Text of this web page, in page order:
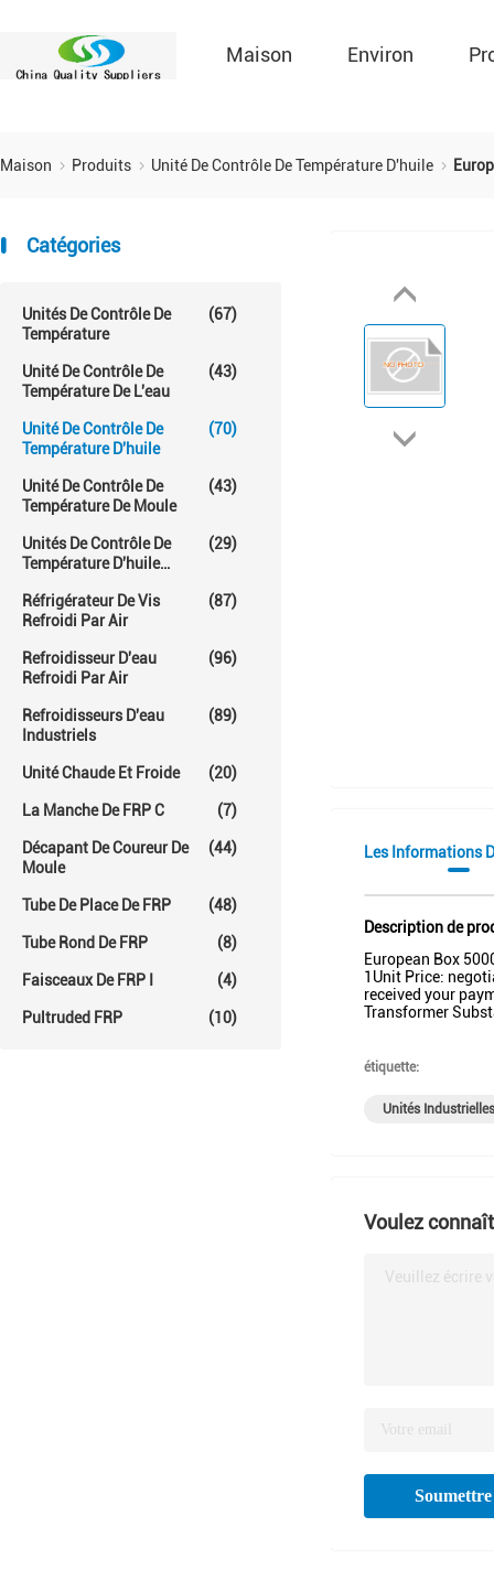
Maison Environ
Maison Produits Unité De Contrôle De Température D'huile
Catégories
Unités De Contrôle De
Température
(67)
Unité De Contrôle De
Température De L'eau
(43)
Unité De Contrôle De
Température D'huile
(70)
Unité De Contrôle De
Température De Moule
(43)
Unités De Contrôle De
Température D'huile
(29)
Réfrigérateur De Vis
Refroidi Par Air
(87)
Refroidisseur D'eau
Refroidi Par Air
(96)
Refroidisseurs D'eau
Industriels
(89)
Unité Chaude Et Froide (20)
La Manche De FRP C (7)
Décapant De Coureur De
Moule
(44)
Tube De Place De FRP (48)
Tube Rond De FRP (8)
Faisceaux De FRP I (4)
Pultruded FRP (10)
Les Informations
Description de
European Box
1Unit Price:
received your
Transformer
étiquette:
Unités
Voulez
Veuillez écrire
Soumettre